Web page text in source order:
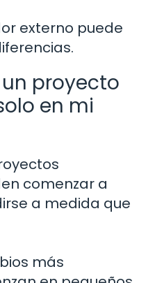
externo puede
proyecto
en mi
comenzar a
a medida que
más